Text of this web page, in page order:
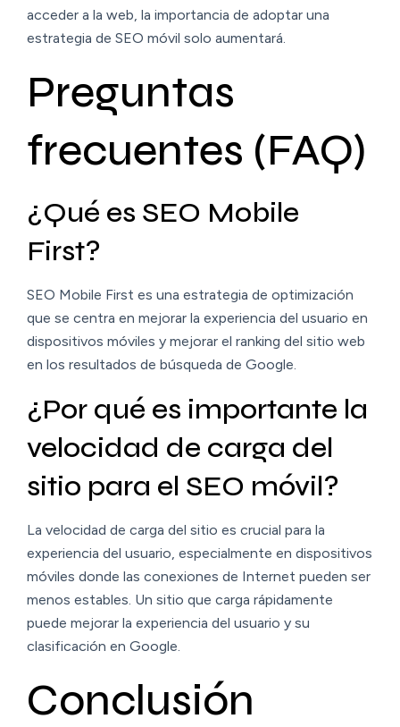
acceder a la web, la importancia de adoptar una
estrategia de SEO móvil solo aumentará.
Preguntas
frecuentes (FAQ)
¿Qué es SEO Mobile
First?
SEO Mobile First es una estrategia de optimización
que se centra en mejorar la experiencia del usuario en
dispositivos móviles y mejorar el ranking del sitio web
en los resultados de búsqueda de Google.
¿Por qué es importante la
velocidad de carga del
sitio para el SEO móvil?
La velocidad de carga del sitio es crucial para la
experiencia del usuario, especialmente en dispositivos
móviles donde las conexiones de Internet pueden ser
menos estables. Un sitio que carga rápidamente
puede mejorar la experiencia del usuario y su
clasificación en Google.
Conclusión